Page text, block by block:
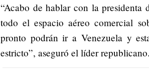
“Acabo de hablar con la presidenta
todo el espacio aéreo comercial
pronto podrán ir a Venezuela y
estricto”, aseguró el líder republicano.